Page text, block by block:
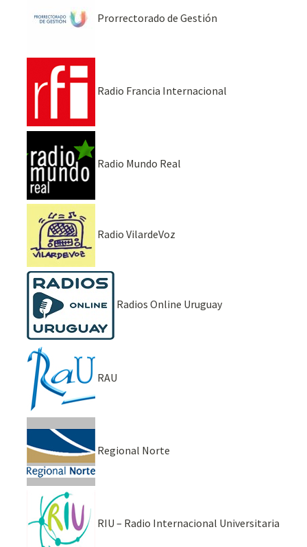
Prorrectorado de Gestión
Radio Francia Internacional
Radio Mundo Real
Radio VilardeVoz
Radios Online Uruguay
RAU
Regional Norte
RIU – Radio Internacional Universitaria